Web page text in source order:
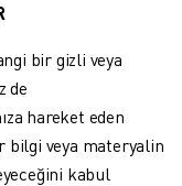
bir gizli veya
de
hareket eden
bilgi veya materyalin
kabul